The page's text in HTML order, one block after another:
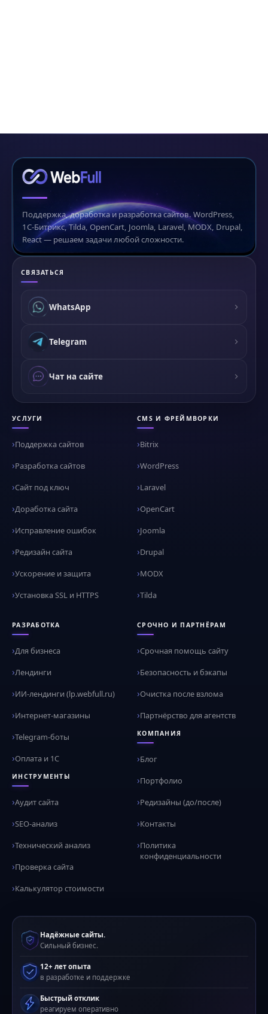
Поддержка, доработка и разработка сайтов. WordPress,
1С-Битрикс, Tilda, OpenCart, Joomla, Laravel, MODX, Drupal,
React — решаем задачи любой сложности.
СВЯЗАТЬСЯ
WhatsApp
Telegram
Чат на сайте
УСЛУГИ
Поддержка сайтов
Разработка сайтов
Сайт под ключ
Доработка сайта
Исправление ошибок
Редизайн сайта
Ускорение и защита
Установка SSL и HTTPS
CMS И ФРЕЙМВОРКИ
Bitrix
WordPress
Laravel
OpenCart
Joomla
Drupal
MODX
Tilda
РАЗРАБОТКА
Для бизнеса
Лендинги
ИИ-лендинги (lp.webfull.ru)
Интернет-магазины
Telegram-боты
Оплата и 1С
ИНСТРУМЕНТЫ
Аудит сайта
SEO-анализ
Технический анализ
Проверка сайта
Калькулятор стоимости
СРОЧНО И ПАРТНЁРАМ
Срочная помощь сайту
Безопасность и бэкапы
Очистка после взлома
Партнёрство для агентств
КОМПАНИЯ
Блог
Портфолио
Редизайны (до/после)
Контакты
Политика
конфиденциальности
Надёжные сайты.
Сильный бизнес.
12+ лет опыта
в разработке и поддержке
Быстрый отклик
реагируем оперативно